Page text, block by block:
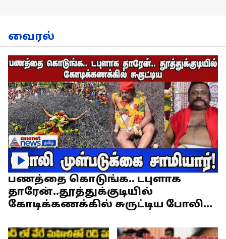
வைரல்
பணத்தை கொடுங்க.. டபுளாக
தாரேன்..தூத்துக்குடியில்
கோடிக்கணக்கில் சுருட்டிய போலி